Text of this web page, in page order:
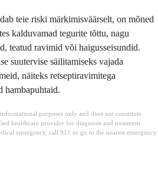
teie riski märkimisväärselt, on mõned
kalduvamad tegurite tõttu, nagu
teatud ravimid või haigusseisundid.
suutervise säilitamiseks vajada
näiteks retseptiravimitega
hambapuhtaid.
purposes only and does not constitute
healthcare provider for diagnosis and treatment
emergency, call 911 or go to the nearest emergency